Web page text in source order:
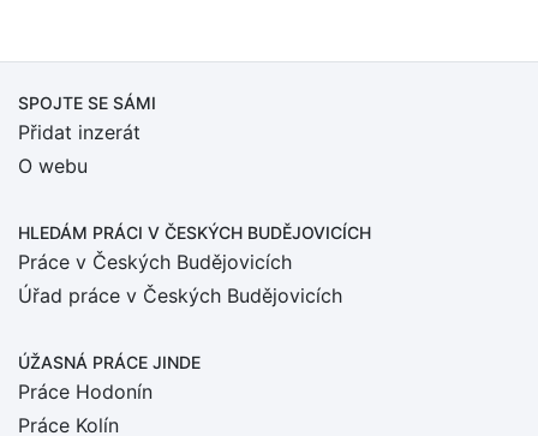
SPOJTE SE SÁMI
Přidat inzerát
O webu
HLEDÁM PRÁCI V ČESKÝCH BUDĚJOVICÍCH
Práce v Českých Budějovicích
Úřad práce v Českých Budějovicích
ÚŽASNÁ PRÁCE JINDE
Práce Hodonín
Práce Kolín